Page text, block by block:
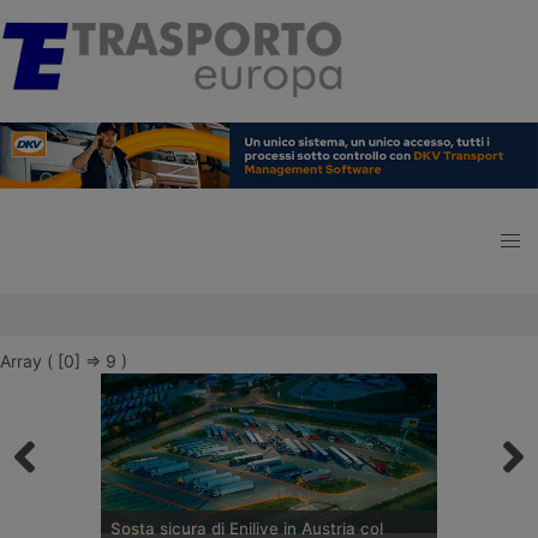
Array ( [0] => 9 )
Sosta sicura di Enilive in Austria col